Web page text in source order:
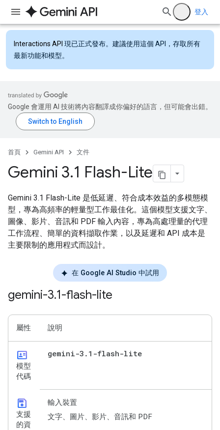
登入
Interactions API 現已正式發布。建議使用這個 API，存取所有
最新功能和模型。
Google 會運用 AI 技術將內容翻譯成你偏好的語言，但可能會出錯。
首頁 Gemini API 文件
Gemini 3.1 Flash-Lite
Gemini 3.1 Flash-Lite 是低延遲、符合成本效益的多模態模
型，專為高頻率的輕量型工作最佳化。這個模型支援文字、
圖像、影片、音訊和 PDF 輸入內容，專為高處理量的代理
工作流程、簡單的資料擷取作業，以及延遲和 API 成本是
主要限制的應用程式而設計。
在 Google AI Studio 中試用
gemini-3.1-flash-lite
屬性 說明
id_card
模型
代碼
gemini-3 . 1-flash-lite
save
支援
的資
輸入裝置
文字、圖片、影片、音訊和 PDF